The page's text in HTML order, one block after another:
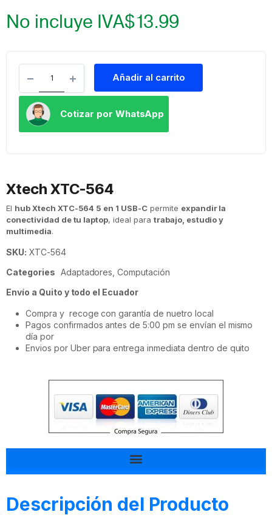
$13.99
No incluye IVA
Añadir al carrito
Cotizar por WhatsApp
Xtech XTC-564
El hub Xtech XTC-564 5 en 1 USB-C permite expandir la
conectividad de tu laptop, ideal para trabajo, estudio y
multimedia.
SKU: XTC-564
Categories Adaptadores ,Computación
Envío a Quito y todo el Ecuador
Compra y recoge con garantía de nuetro local
Pagos confirmados antes de 5:00 pm se envían el mismo
día por
Envios por Uber para entrega inmediata dentro de quito
Descripción del Producto